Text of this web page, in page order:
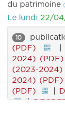
du patrimoine
Le lundi 22/
10
(PDF)
|
2024) (PDF)
(2023-2024)
2024) (PDF)
(PDF)
|
|